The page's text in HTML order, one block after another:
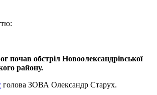
почав обстріл Новоолександрівської
району.
голова ЗОВА Олександр Старух.